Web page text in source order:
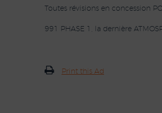
Toutes révisions en concession
991 PHASE 1, la dernière
Print this Ad